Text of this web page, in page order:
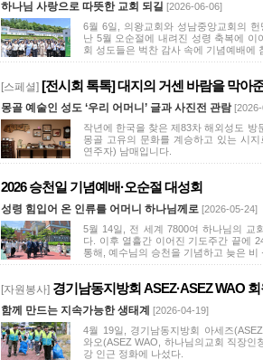
하나님 사랑으로 따뜻한 교회 되길 [2026-06-06]
6월 6일, 의왕교회와 성남중앙교회의
난 5월 오순절에 내려진 성령 축복에
회 성도들은 벅찬 감사 속에 기념예배에
[스페셜] [전시회 톡톡] 대지의 거센 바람을 막아
몽골 예술인 성도 ‘우리 어머니’ 글과 사진전 관람
작년에 한국을 찾은 제83차 해외성도
몽골 고유의 문화를 계승하고 있는 시
연주자) 남매입니다.
2026 승천일 기념예배·오순절 대성회
성령 힘입어 온 인류를 어머니 하나님께로 [2026-05-24]
5월 14일, 전 세계 7800여 하나님의 교
다. 이후 열흘간 이어진 기도주간 끝에
통해, 예수님의 승천을 기념하고 늦은
[자원봉사] 경기남동지방회 ASEZ·ASEZ WAO 회
함께 만드는 지속가능한 생태계
[2026-04-19]
4월 19일, 경기남동지방회 아세즈
와오(ASEZ WAO, 하나님의교회 직장
강 인근 정화에 나섰다.